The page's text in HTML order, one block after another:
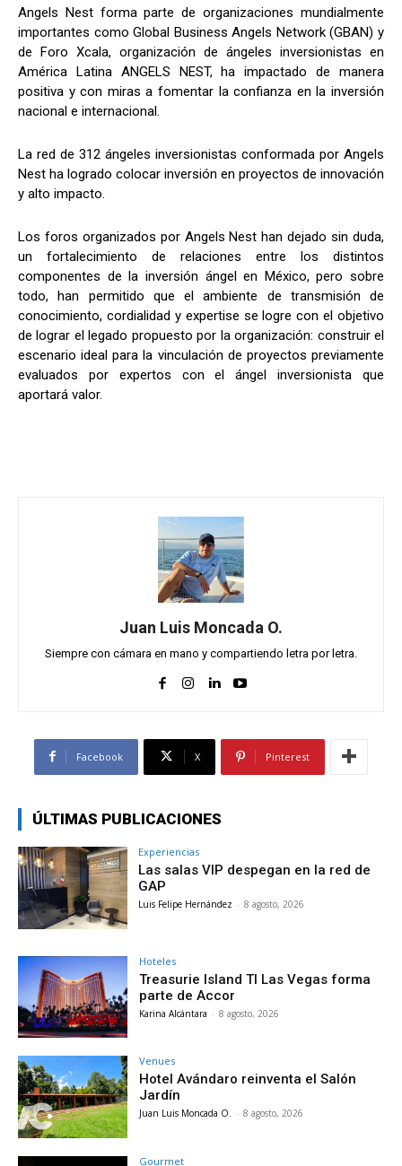
Angels Nest forma parte de organizaciones mundialmente
importantes como Global Business Angels Network (GBAN) y
de Foro Xcala, organización de ángeles inversionistas en
América Latina ANGELS NEST, ha impactado de manera
positiva y con miras a fomentar la confianza en la inversión
nacional e internacional.
La red de 312 ángeles inversionistas conformada por Angels
Nest ha logrado colocar inversión en proyectos de innovación
y alto impacto.
Los foros organizados por Angels Nest han dejado sin duda,
un fortalecimiento de relaciones entre los distintos
componentes de la inversión ángel en México, pero sobre
todo, han permitido que el ambiente de transmisión de
conocimiento, cordialidad y expertise se logre con el objetivo
de lograr el legado propuesto por la organización: construir el
escenario ideal para la vinculación de proyectos previamente
evaluados por expertos con el ángel inversionista que
aportará valor.
Juan Luis Moncada O.
Siempre con cámara en mano y compartiendo letra por letra.
Facebook X Pinterest
ÚLTIMAS PUBLICACIONES
Experiencias
Las salas VIP despegan en la red de
GAP
Luis Felipe Hernández - 8 agosto, 2026
Hoteles
Treasurie Island TI Las Vegas forma
parte de Accor
Karina Alcántara - 8 agosto, 2026
Venues
Hotel Avándaro reinventa el Salón
Jardín
Juan Luis Moncada O. - 8 agosto, 2026
Gourmet